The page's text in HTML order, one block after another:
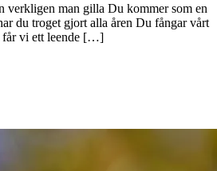
verkligen man gilla Du kommer som en
du troget gjort alla åren Du fångar vårt
får vi ett leende […]